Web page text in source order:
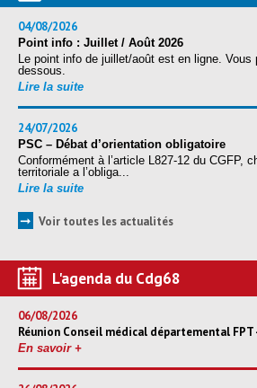
04/08/2026
Point info : Juillet / Août 2026
Le point info de juillet/août est en ligne.
dessous.
Lire la suite
24/07/2026
PSC – Débat d’orientation obligatoire
Conformément à l’article L827-12 du CGFP,
territoriale a l’obliga...
Lire la suite
➞ Voir toutes les actualités
L'agenda du Cdg68
06/08/2026
Réunion Conseil médical départemental
En savoir +